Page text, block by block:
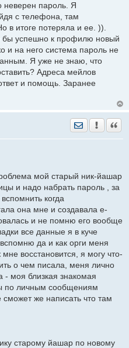
неверен пароль. Я
с телефона, там
в итоге потеряла и ее. )).
бы успешно к профилю новый
и на него система пароль не
Я уже не знаю, что
Адреса мейлов
и помощь. Заранее
Отправить
мой старый ник-йашар
и надо набрать пароль , за
когда
она мне и создавала е-
и не помню его вообще
все данные я в куче
да и как орги меня
восстановится, я могу что-
о чем писала, меня лично
- моя близкая знакомая
по личным сообщениям
же написать что там
старому йашар по новому